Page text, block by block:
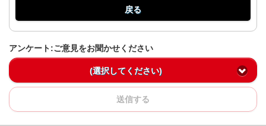
戻る
アンケート:ご意見をお聞かせください
(選択してください)
送信する